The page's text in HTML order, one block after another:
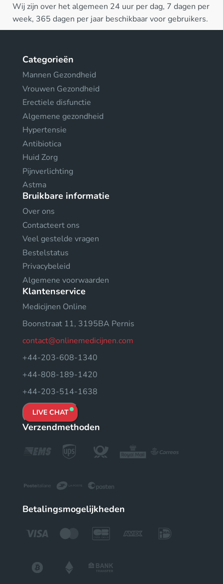
Wij zijn over het algemeen 24 uur per dag, 7 dagen per
week, 365 dagen per jaar beschikbaar voor gebruikers.
Categorieën
Mannen Gezondheid
Vrouwen Gezondheid
Erectiele disfunctie
Algemene gezondheid
Hypertensie
Antibiotica
Huid Zorg
Pijnverlichting
Astma
Bruikbare informatie
Over ons
Contacteert ons
Veel gestelde vragen
Bestelstatus
Privacybeleid
Algemene voorwaarden
Klantenservice
Medicijnen Online
Boonstraat 11, 3195BA Pernis
contact@onlinemedicijnen.com
+44-203-608-1340
+44-808-189-1420
+44-203-514-1638
LIVE CHAT
Verzendmethoden
Betalingsmogelijkheden